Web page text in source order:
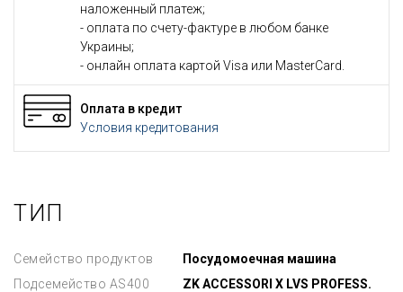
наложенный платеж;
- оплата по счету-фактуре в любом банке
Украины;
- онлайн оплата картой Visa или MasterCard.
Оплата в кредит
Условия кредитования
ТИП
Семейство продуктов
Посудомоечная машина
Подсемейство AS400
ZK ACCESSORI X LVS PROFESS.